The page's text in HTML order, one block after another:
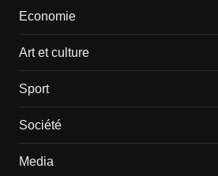
Economie
Art et culture
Sport
Société
Media